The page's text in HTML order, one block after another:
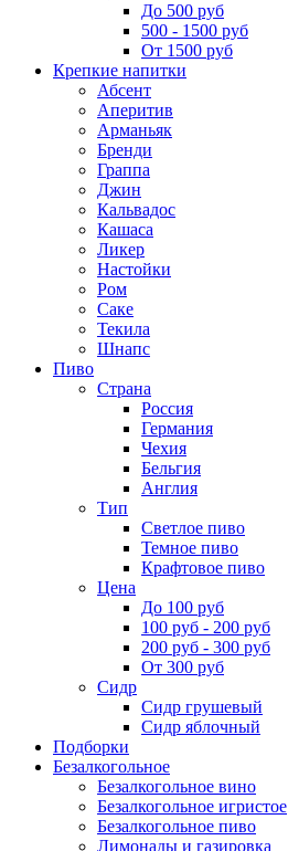
До 500 руб
500 - 1500 руб
От 1500 руб
Крепкие напитки
Абсент
Аперитив
Арманьяк
Бренди
Граппа
Джин
Кальвадос
Кашаса
Ликер
Настойки
Ром
Саке
Текила
Шнапс
Пиво
Страна
Россия
Германия
Чехия
Бельгия
Англия
Тип
Светлое пиво
Темное пиво
Крафтовое пиво
Цена
До 100 руб
100 руб - 200 руб
200 руб - 300 руб
От 300 руб
Сидр
Сидр грушевый
Сидр яблочный
Подборки
Безалкогольное
Безалкогольное вино
Безалкогольное игристое
Безалкогольное пиво
Лимонады и газировка